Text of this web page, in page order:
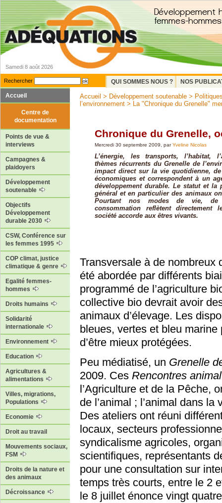
Samedi 8 août 2026
Rechercher QUI SOMMES NOUS ?
NOS
Accueil
Centre de
documentation
Points de vue &
interviews
Campagnes &
plaidoyers
Développement
soutenable
Objectifs
Développement
durable 2030
CSW, Conférence sur
les femmes 1995
COP climat, justice
climatique & genre
Egalité femmes-
hommes
Droits humains
Solidarité
internationale
Environnement
Education
Agricultures &
alimentations
Villes, migrations,
Populations
Economie
Droit au travail
Mouvements sociaux,
FSM
Droits de la nature et
des animaux
Décroissance
Accueil > Développement soutenable >
l’environnement > La "Chronique du Grenelle"
Chronique du Grenelle,
Mercredi 30 septembre 2009, parYveline Nicolas
L’énergie, les transports, l’habitat,
thèmes récurrents du Grenelle de
impact direct sur la vie quotidienne,
économiques et correspondent à un
développement durable. Le statut et la
général et en particulier des animaux
Pourtant nos modes de vie,
consommation reflètent directement
société accorde aux êtres vivants.
Transversale à de nombreux
été abordée par différents
programmé de l’agriculture
collective bio devrait avoir
animaux d’élevage. Les
bleues, vertes et bleu
d’être mieux protégées.
Peu médiatisé, un Grenelle
2009. Ces Rencontres
l’Agriculture et de la Pêche,
de l’animal ; l’animal dans
Des ateliers ont réuni
locaux, secteurs
syndicalisme agricoles,
scientifiques, représentants
pour une consultation sur
temps très courts, entre le 2
le 8 juillet énonce vingt